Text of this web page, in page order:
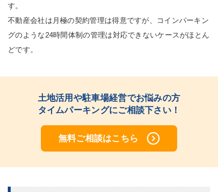
す。
不動産会社は月極の契約管理は得意ですが、コインパーキン
グのような24時間体制の管理は対応できないケースがほとん
どです。
土地活用や駐車場経営でお悩みの方
タイムパーキングにご相談下さい！
無料ご相談はこちら